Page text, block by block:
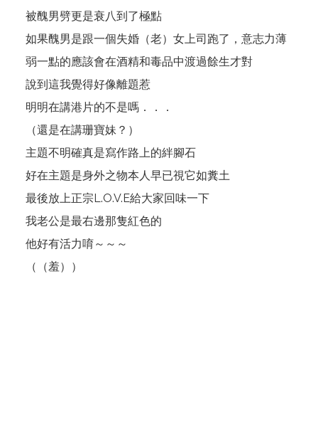
被醜男劈更是衰八到了極點
如果醜男是跟一個失婚（老）女上司跑了，意志力薄
弱一點的應該會在酒精和毒品中渡過餘生才對
說到這我覺得好像離題惹
明明在講港片的不是嗎．．．
（還是在講珊寶妹？）
主題不明確真是寫作路上的絆腳石
好在主題是身外之物本人早已視它如糞土
最後放上正宗L.O.V.E給大家回味一下
我老公是最右邊那隻紅色的
他好有活力唷～～～
（（羞））